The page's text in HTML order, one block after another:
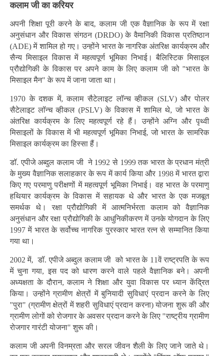
कलाम जी का करियर
अपनी शिक्षा पूरी करने के बाद, कलाम जी एक वैज्ञानिक के रूप में रक्षा
अनुसंधान और विकास संगठन (DRDO) के वैमानिकी विकास प्रतिष्ठान
(ADE) में शामिल हो गए। उन्होंने भारत के नागरिक अंतरिक्ष कार्यक्रम और
सैन्य मिसाइल विकास में महत्वपूर्ण भूमिका निभाई। बैलिस्टिक मिसाइल
प्रौद्योगिकी के विकास पर अपने काम के लिए कलाम जी को "भारत के
मिसाइल मैन" के रूप में जाना जाता था।
1970 के दशक में, कलाम सैटेलाइट लॉन्च व्हीकल (SLV) और पोलर
सैटेलाइट लॉन्च व्हीकल (PSLV) के विकास में शामिल थे, जो भारत के
अंतरिक्ष कार्यक्रम के लिए महत्वपूर्ण रहे हैं। उन्होंने अग्नि और पृथ्वी
मिसाइलों के विकास में भी महत्वपूर्ण भूमिका निभाई, जो भारत के सामरिक
मिसाइल कार्यक्रम का हिस्सा हैं।
डॉ. एपीजे अब्दुल कलाम जी ने 1992 से 1999 तक भारत के प्रधान मंत्री
के मुख्य वैज्ञानिक सलाहकार के रूप में कार्य किया और 1998 में भारत द्वारा
किए गए परमाणु परीक्षणों में महत्वपूर्ण भूमिका निभाई। वह भारत के परमाणु
हथियार कार्यक्रम के विकास में सहायक थे और भारत के एक मजबूत
समर्थक थे। रक्षा प्रौद्योगिकी में आत्मनिर्भरता कलाम को वैज्ञानिक
अनुसंधान और रक्षा प्रौद्योगिकी के आधुनिकीकरण में उनके योगदान के लिए
1997 में भारत के सर्वोच्च नागरिक पुरस्कार भारत रत्न से सम्मानित किया
गया था।
2002 में, डॉ. एपीजे अब्दुल कलाम जी को भारत के 11वें राष्ट्रपति के रूप
में चुना गया, इस पद को धारण करने वाले पहले वैज्ञानिक बने। अपनी
अध्यक्षता के दौरान, कलाम ने शिक्षा और युवा विकास पर ध्यान केंद्रित
किया। उन्होंने ग्रामीण क्षेत्रों में बुनियादी सुविधाएं प्रदान करने के लिए
"पुरा" (ग्रामीण क्षेत्रों में शहरी सुविधाएं प्रदान करना) योजना शुरू की और
ग्रामीण लोगों को रोजगार के अवसर प्रदान करने के लिए "राष्ट्रीय ग्रामीण
रोजगार गारंटी योजना" शुरू की।
कलाम जी अपनी विनम्रता और सरल जीवन शैली के लिए जाने जाते थे।